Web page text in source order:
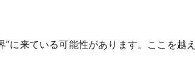
に来ている可能性があります。ここを越